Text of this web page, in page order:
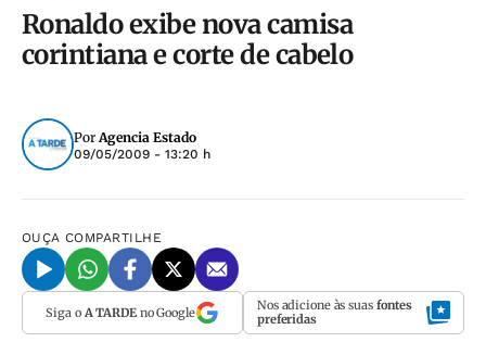
Ronaldo exibe nova camisa
corintiana e corte de cabelo
PorAgencia Estado
09/05/2009 - 13:20 h
OUÇA COMPARTILHE
Siga o A TARDEno Google Nos adicione às suas fontes
preferidas